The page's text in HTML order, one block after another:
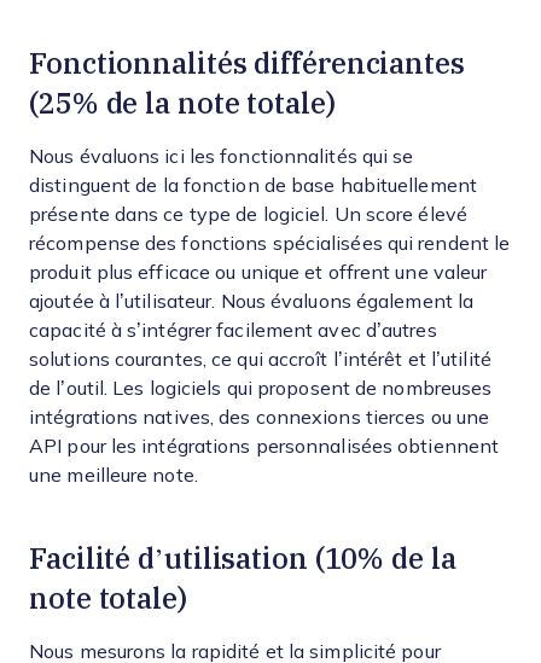
Fonctionnalités différenciantes
(25% de la note totale)
Nous évaluons ici les fonctionnalités qui se
distinguent de la fonction de base habituellement
présente dans ce type de logiciel. Un score élevé
récompense des fonctions spécialisées qui rendent le
produit plus efficace ou unique et offrent une valeur
ajoutée à l’utilisateur. Nous évaluons également la
capacité à s’intégrer facilement avec d’autres
solutions courantes, ce qui accroît l’intérêt et l’utilité
de l’outil. Les logiciels qui proposent de nombreuses
intégrations natives, des connexions tierces ou une
API pour les intégrations personnalisées obtiennent
une meilleure note.
Facilité d’utilisation (10% de la
note totale)
Nous mesurons la rapidité et la simplicité pour